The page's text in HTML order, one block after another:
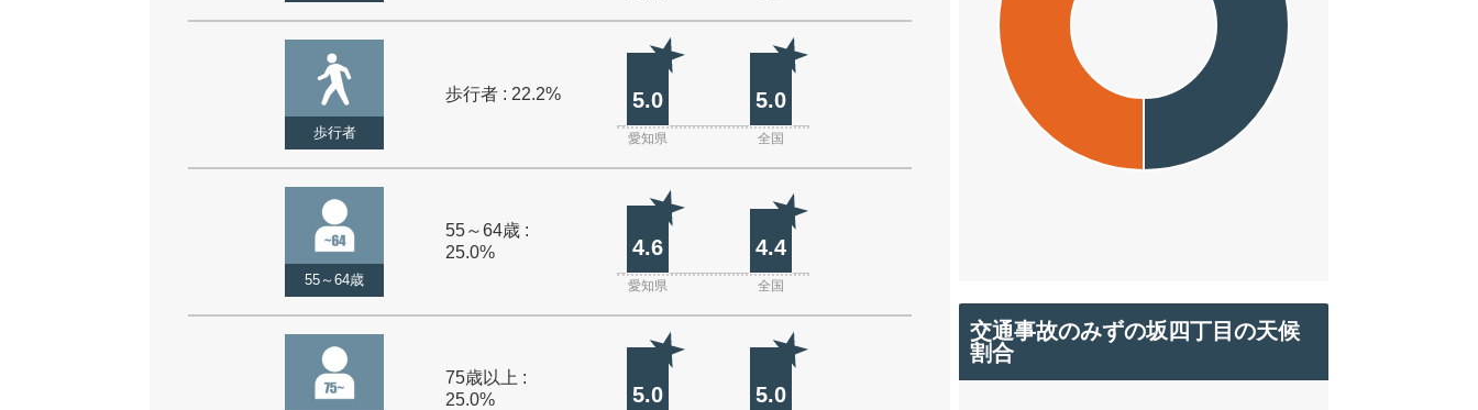
歩行者
歩行者 : 22.2% 5.0 5.0
愛知県 全国
55～64歳
55～64歳 :
25.0%
4.6 4.4
愛知県 全国
75歳以上 :
25.0%
5.0 5.0
交通事故のみずの坂四丁目の天候
割合